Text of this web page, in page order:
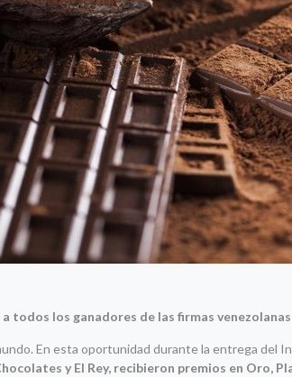
todos los ganadores de las firmas venezolanas
En esta oportunidad durante la entrega del
y El Rey, recibieron premios en Oro,